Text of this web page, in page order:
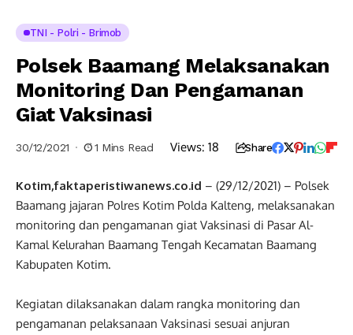
TNI - Polri - Brimob
Polsek Baamang Melaksanakan
Monitoring Dan Pengamanan
Giat Vaksinasi
30/12/2021 1 Mins Read Views: 18 Share
Kotim,faktaperistiwanews.co.id – (29/12/2021) – Polsek
Baamang jajaran Polres Kotim Polda Kalteng, melaksanakan
monitoring dan pengamanan giat Vaksinasi di Pasar Al-
Kamal Kelurahan Baamang Tengah Kecamatan Baamang
Kabupaten Kotim.
Kegiatan dilaksanakan dalam rangka monitoring dan
pengamanan pelaksanaan Vaksinasi sesuai anjuran